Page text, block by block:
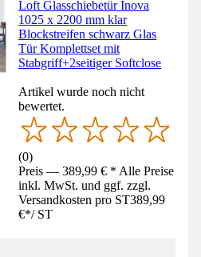
Loft Glasschiebetür Inova
1025 x 2200 mm klar
Blockstreifen schwarz Glas
Tür Komplettset mit
Stabgriff+2seitiger Softclose
Artikel wurde noch nicht
bewertet.
(0)
Preis — 389,99 € * Alle Preise
inkl. MwSt. und ggf. zzgl.
Versandkosten pro ST389,99
€*/ ST